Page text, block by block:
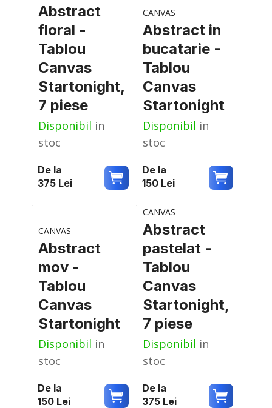
Abstract
floral -
Tablou
Canvas
Startonight,
7 piese
Disponibil in
stoc
De la
375 Lei
CANVAS
Abstract in
bucatarie -
Tablou
Canvas
Startonight
Disponibil in
stoc
De la
150 Lei
CANVAS
Abstract
mov -
Tablou
Canvas
Startonight
Disponibil in
stoc
De la
150 Lei
CANVAS
Abstract
pastelat -
Tablou
Canvas
Startonight,
7 piese
Disponibil in
stoc
De la
375 Lei